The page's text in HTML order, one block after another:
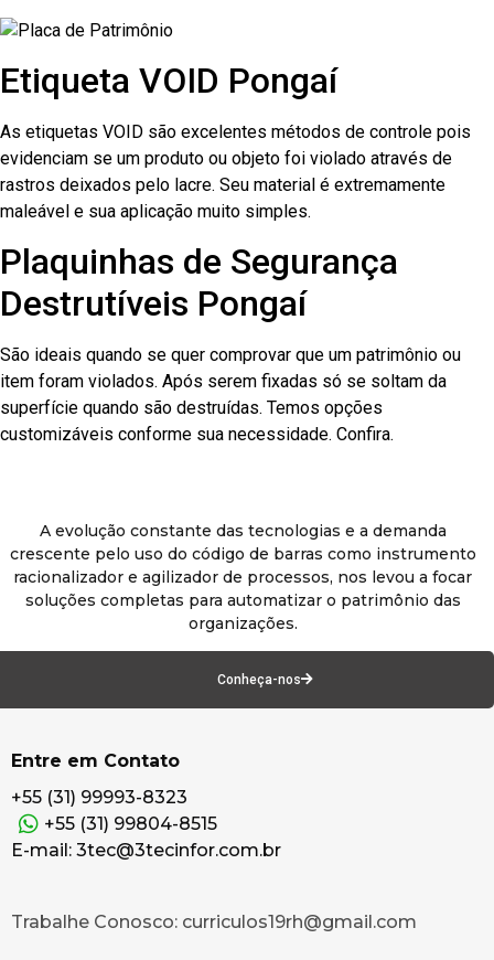
Etiqueta VOID Pongaí
As etiquetas VOID são excelentes métodos de controle pois
evidenciam se um produto ou objeto foi violado através de
rastros deixados pelo lacre. Seu material é extremamente
maleável e sua aplicação muito simples.
Plaquinhas de Segurança
Destrutíveis Pongaí
São ideais quando se quer comprovar que um patrimônio ou
item foram violados. Após serem fixadas só se soltam da
superfície quando são destruídas. Temos opções
customizáveis conforme sua necessidade. Confira.
A evolução constante das tecnologias e a demanda
crescente pelo uso do código de barras como instrumento
racionalizador e agilizador de processos, nos levou a focar
soluções completas para automatizar o patrimônio das
organizações.
Conheça-nos
Entre em Contato
+55 (31) 99993-8323
+55 (31) 99804-8515
E-mail: 3tec@3tecinfor.com.br
Trabalhe Conosco: curriculos19rh@gmail.com